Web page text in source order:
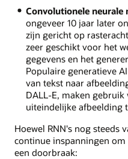
Convolutionele neurale
ongeveer 10 jaar later
zijn gericht op
zeer geschikt voor het
gegevens en het
Populaire generatieve
van tekst naar
DALL-E, maken gebruik
uiteindelijke afbeelding
Hoewel RNN's nog steeds
continue inspanningen
een doorbraak: